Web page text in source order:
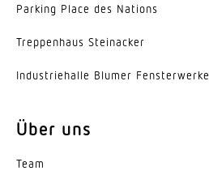
Parking Place des Nations
Trep­penhaus Steinacker
Indus­trie­halle Blumer Fensterwerke
Über uns
Team